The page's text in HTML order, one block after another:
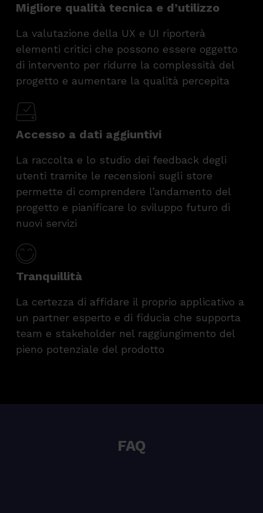
Migliore qualità tecnica e d’utilizzo
La valutazione della UX e UI riporterà
elementi critici che possono essere oggetto
di intervento per ridurre la complessità del
progetto e aumentare la qualità percepita
Accesso a dati aggiuntivi
La raccolta e lo studio dei feedback degli
utenti tramite le recensioni sugli store
permette di comprendere l’andamento del
progetto e pianificare lo sviluppo futuro di
nuovi servizi
Tranquillità
La certezza di affidare il proprio applicativo a
un partner esperto e di fiducia che supporta
team e stakeholder nel raggiungimento del
pieno potenziale del prodotto
FAQ